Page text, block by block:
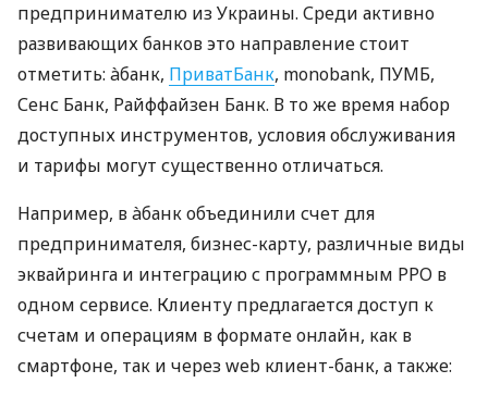
предпринимателю из Украины. Среди активно
развивающих банков это направление стоит
отметить: àбанк, ПриватБанк, monobank, ПУМБ,
Сенс Банк, Райффайзен Банк. В то же время набор
доступных инструментов, условия обслуживания
и тарифы могут существенно отличаться.
Например, в àбанк объединили счет для
предпринимателя, бизнес-карту, различные виды
эквайринга и интеграцию с программным РРО в
одном сервисе. Клиенту предлагается доступ к
счетам и операциям в формате онлайн, как в
смартфоне, так и через web клиент-банк, а также: